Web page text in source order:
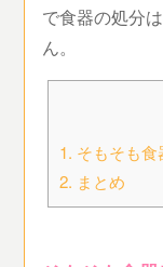
で食器の処分
ん。
1. そもそも
2. まとめ